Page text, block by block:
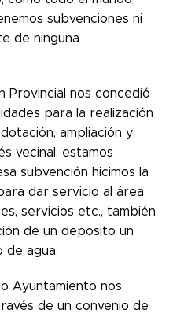
subvenciones ni
de ninguna
Provincial nos concedió
para la realización
ampliación y
vecinal, estamos
subvención hicimos la
dar servicio al área
servicios etc., también
de un deposito un
de agua.
Ayuntamiento nos
de un convenio de